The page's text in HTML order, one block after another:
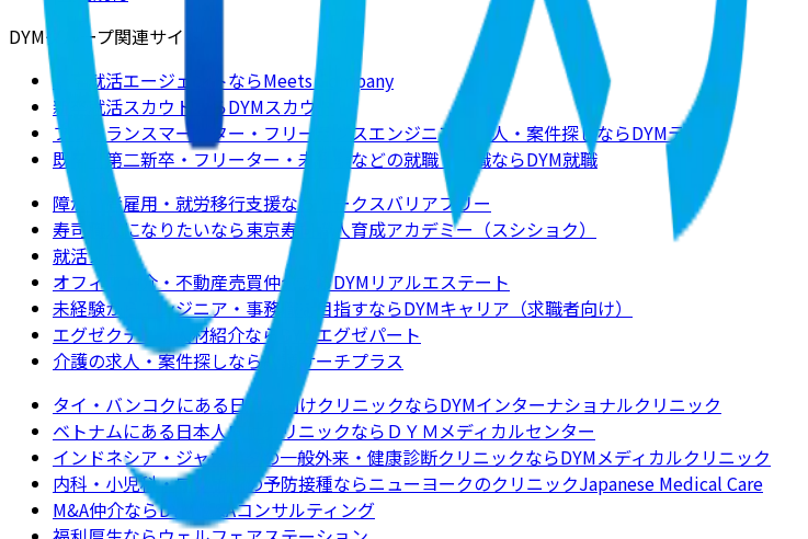
DYMグループ関連サイト
新卒就活エージェントならMeets Company
新卒就活スカウトならDYMスカウト
フリーランスマーケター・フリーランスエンジニアの求人・案件探しならDYMテック
既卒・第二新卒・フリーター・未経験などの就職・転職ならDYM就職
障がい者雇用・就労移行支援ならワークスバリアフリー
寿司職人になりたいなら東京寿司職人育成アカデミー（スシショク）
就活ノート
オフィス仲介・不動産売買仲介ならDYMリアルエステート
未経験からエンジニア・事務職を目指すならDYMキャリア（求職者向け）
エグゼクティブ人材紹介ならDYMエグゼパート
介護の求人・案件探しなら介護サーチプラス
タイ・バンコクにある日本人向けクリニックならDYMインターナショナルクリニック
ベトナムにある日本人向けクリニックならＤＹＭメディカルセンター
インドネシア・ジャカルタの一般外来・健康診断クリニックならDYMメディカルクリニック
内科・小児科・ワクチンの予防接種ならニューヨークのクリニックJapanese Medical Care
M&A仲介ならDYM M&Aコンサルティング